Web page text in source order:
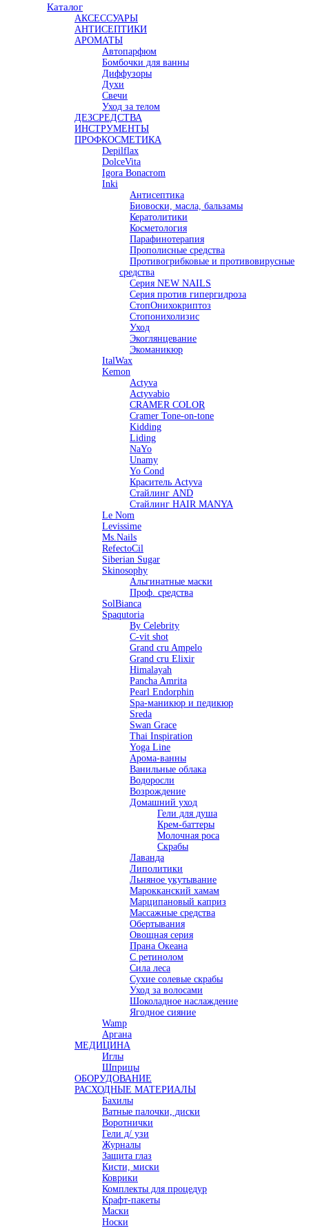
Каталог
АКСЕССУАРЫ
АНТИСЕПТИКИ
АРОМАТЫ
Автопарфюм
Бомбочки для ванны
Диффузоры
Духи
Свечи
Уход за телом
ДЕЗСРЕДСТВА
ИНСТРУМЕНТЫ
ПРОФКОСМЕТИКА
Depilflax
DolceVita
Igora Bonacrom
Inki
Антисептика
Биовоски, масла, бальзамы
Кератолитики
Косметология
Парафинотерапия
Прополисные средства
Противогрибковые и противовирусные
средства
Серия NEW NAILS
Серия против гипергидроза
СтопОнихокриптоз
Стопонихолизис
Уход
Экоглянцевание
Экоманикюр
ItalWax
Kemon
Actyva
Actyvabio
CRAMER COLOR
Cramer Tone-on-tone
Kidding
Liding
NaYo
Unamy
Yo Cond
Краситель Actyva
Стайлинг AND
Стайлинг HAIR MANYA
Le Nom
Levissime
Ms.Nails
RefectoCil
Siberian Sugar
Skinosophy
Альгинатные маски
Проф. средства
SolBianca
Spaqutoria
By Celebrity
C-vit shot
Grand cru Ampelo
Grand сru Elixir
Himalayah
Pancha Amrita
Pearl Endorphin
Spa-маникюр и педикюр
Sreda
Swan Grace
Thai Inspiration
Yoga Line
Арома-ванны
Ванильные облака
Водоросли
Возрождение
Домашний уход
Гели для душа
Крем-баттеры
Молочная роса
Скрабы
Лаванда
Липолитики
Льняное укутывание
Марокканский хамам
Марципановый каприз
Массажные средства
Обертывания
Овощная серия
Прана Океана
С ретинолом
Сила леса
Сухие солевые скрабы
Уход за волосами
Шоколадное наслаждение
Ягодное сияние
Wamp
Аргана
МЕДИЦИНА
Иглы
Шприцы
ОБОРУДОВАНИЕ
РАСХОДНЫЕ МАТЕРИАЛЫ
Бахилы
Ватные палочки, диски
Воротнички
Гели д/ узи
Журналы
Защита глаз
Кисти, миски
Коврики
Комплекты для процедур
Крафт-пакеты
Маски
Носки